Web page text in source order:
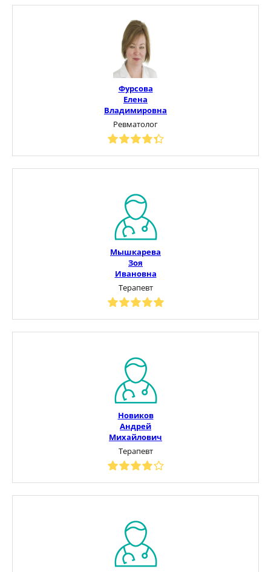
Фурсова
Елена
Владимировна
Ревматолог
Мышкарева
Зоя
Ивановна
Терапевт
Новиков
Андрей
Михайлович
Терапевт